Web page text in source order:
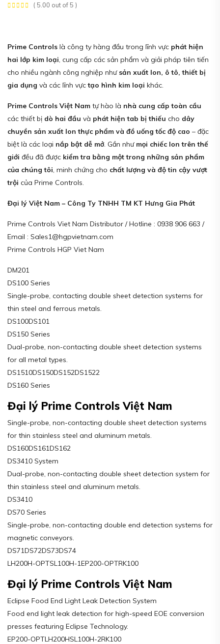
( 5.00 out of 5 )
Prime Controls là công ty hàng đầu trong lĩnh vực phát hiện
hai lớp kim loại, cung cấp các sản phẩm và giải pháp tiên tiến
cho nhiều ngành công nghiệp như sản xuất lon, ô tô, thiết bị
gia dụng và các lĩnh vựctạo hình kim loại khác.
Prime Controls Việt Nam tự hào là nhà cung cấp toàn cầu
các thiết bị dò hai đầu và phát hiện tab bị thiếu cho dây
chuyền sản xuất lon thực phẩm và đồ uống tốc độ cao – đặc
biệt là các loại nắp bật dễ mở. Gần như mọi chiếc lon trên thế
giới đều đã được kiểm tra bằng một trong những sản phẩm
của chúng tôi, minh chứng cho chất lượng và độ tin cậy vượt
trội của Prime Controls.
Đại lý Việt Nam – Công Ty TNHH TM KT Hưng Gia Phát
Prime Controls Viet Nam Distributor / Hotline : 0938 906 663 /
Email : Sales1@hgpvietnam.com
Prime Controls HGP Viet Nam
DM201
DS100 Series
Single-probe, contacting double sheet detection systems for
thin steel and ferrous metals.
DS100DS101
DS150 Series
Dual-probe, non-contacting double sheet detection systems
for all metal types.
DS1510DS150DS152DS1522
DS160 Series
Đại lý Prime Controls Việt Nam
Single-probe, non-contacting double sheet detection systems
for thin stainless steel and aluminum metals.
DS160DS161DS162
DS3410 System
Dual-probe, non-contacting double sheet detection system for
thin stainless steel and aluminum metals.
DS3410
DS70 Series
Single-probe, non-contacting double end detection systems for
magnetic conveyors.
DS71DS72DS73DS74
LH200H-OPTSL100H-1EP200-OPTRK100
Đại lý Prime Controls Việt Nam
Eclipse Food End Light Leak Detection System
Food end light leak detection for high-speed EOE conversion
presses featuring Eclipse Technology.
EP200-OPTLH200HSL100H-2RK100